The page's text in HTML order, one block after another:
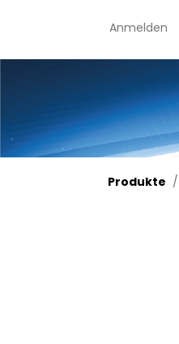
Anmelden
Produkte